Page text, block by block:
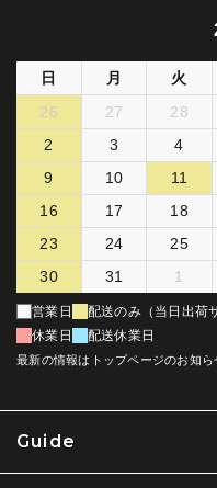
Guide
日 月 火
26
27 28
2
3 4
9
10 11
16
17 18
23
24 25
30
31 1
営業日
配送のみ（当日出荷
休業日
配送休業日
最新の情報はトップページのお知ら